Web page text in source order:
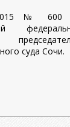
№ 600
суда Сочи.